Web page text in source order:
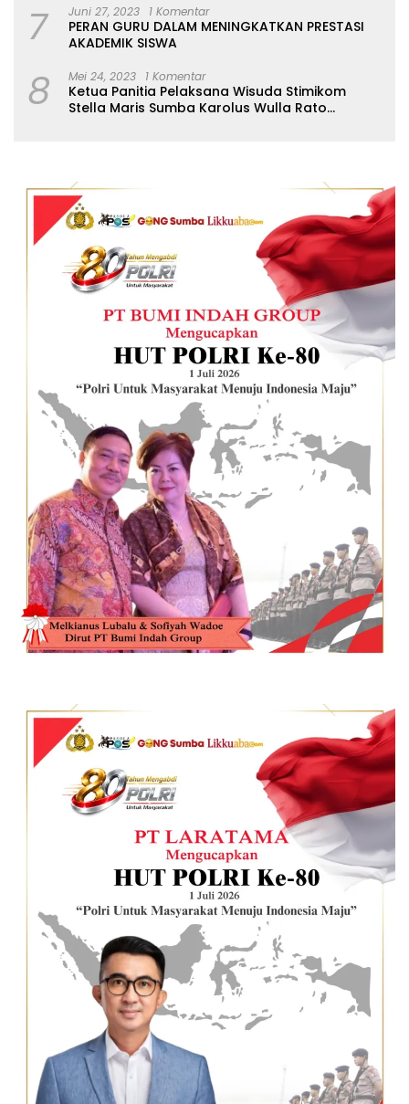
7 Juni 27, 2023 1 Komentar
PERAN GURU DALAM MENINGKATKAN PRESTASI
AKADEMIK SISWA
8 Mei 24, 2023 1 Komentar
Ketua Panitia Pelaksana Wisuda Stimikom
Stella Maris Sumba Karolus Wulla Rato